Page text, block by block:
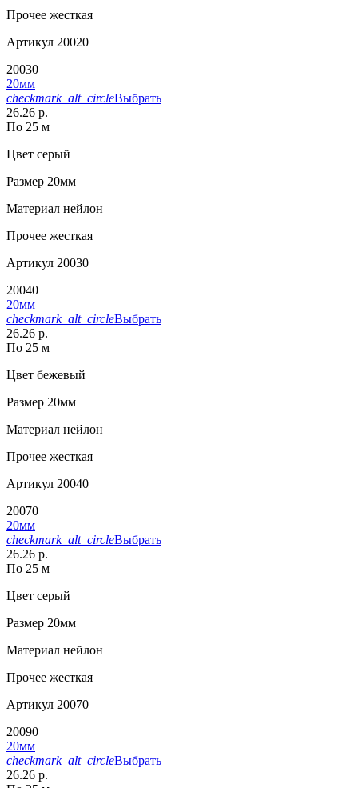
Прочее жесткая
Артикул 20020
20030
20мм
checkmark_alt_circleВыбрать
26.26 р.
По 25 м
Цвет серый
Размер 20мм
Материал нейлон
Прочее жесткая
Артикул 20030
20040
20мм
checkmark_alt_circleВыбрать
26.26 р.
По 25 м
Цвет бежевый
Размер 20мм
Материал нейлон
Прочее жесткая
Артикул 20040
20070
20мм
checkmark_alt_circleВыбрать
26.26 р.
По 25 м
Цвет серый
Размер 20мм
Материал нейлон
Прочее жесткая
Артикул 20070
20090
20мм
checkmark_alt_circleВыбрать
26.26 р.